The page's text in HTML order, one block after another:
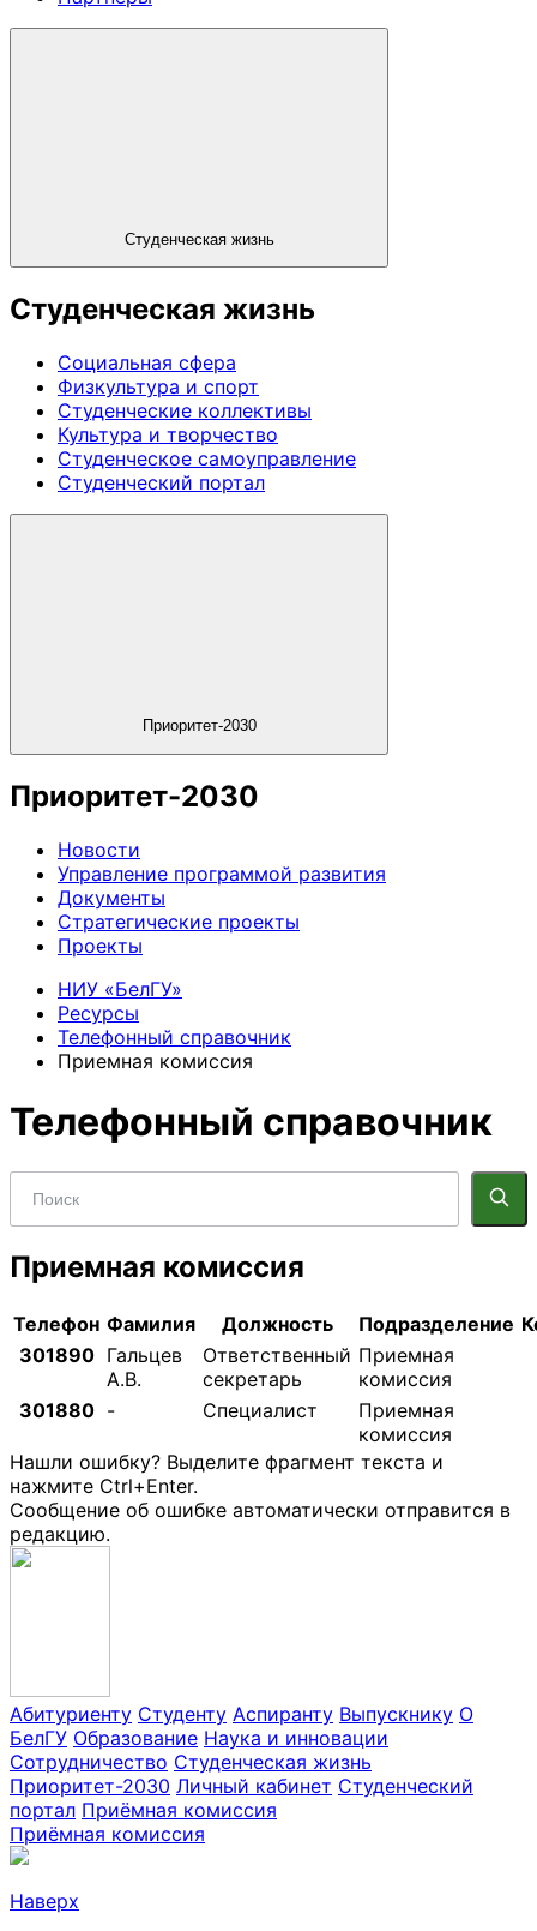
Студенческая жизнь
Студенческая жизнь
Социальная сфера
Физкультура и спорт
Студенческие коллективы
Культура и творчество
Студенческое самоуправление
Студенческий портал
Приоритет-2030
Приоритет-2030
Новости
Управление программой развития
Документы
Стратегические проекты
Проекты
НИУ «БелГУ»
Ресурсы
Телефонный справочник
Приемная комиссия
Телефонный справочник
Приемная комиссия
Телефон Фамилия Должность Подразделение
301890 Гальцев
А.В.
Ответственный
секретарь
Приемная
комиссия
301880 - Специалист
Приемная
комиссия
Нашли ошибку? Выделите фрагмент текста и
нажмите Ctrl+Enter.
Сообщение об ошибке автоматически отправится в
редакцию.
Абитуриенту Студенту Аспиранту Выпускнику О
БелГУ Образование Наука и инновации
Сотрудничество Студенческая жизнь
Приоритет-2030 Личный кабинет Студенческий
портал Приёмная комиссия
Приёмная комиссия
Наверх